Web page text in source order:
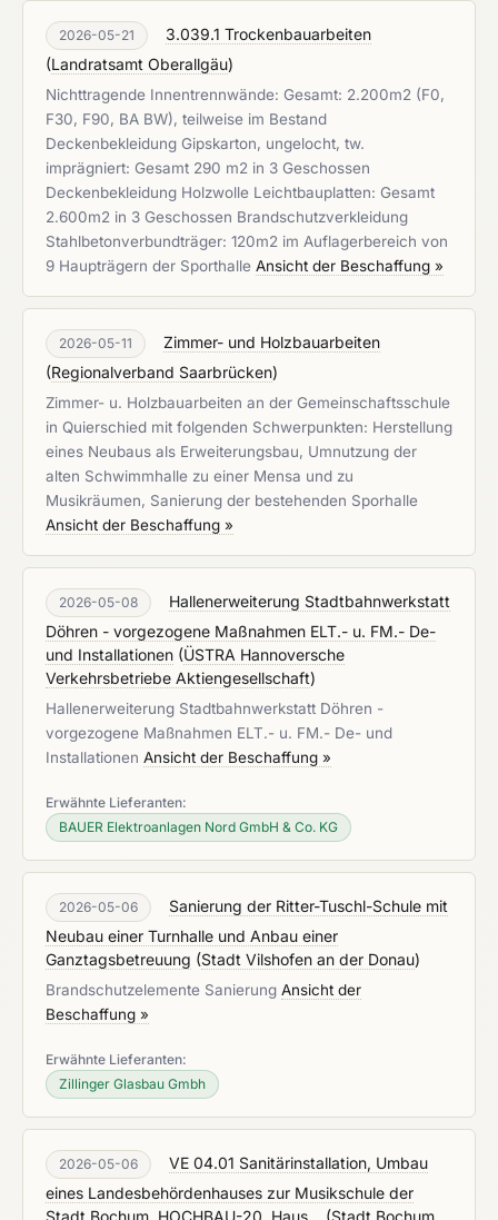
2026-05-21
3.039.1 Trockenbauarbeiten
(Landratsamt Oberallgäu)
Nichttragende Innentrennwände: Gesamt: 2.200m2 (F0,
F30, F90, BA BW), teilweise im Bestand
Deckenbekleidung Gipskarton, ungelocht, tw.
imprägniert: Gesamt 290 m2 in 3 Geschossen
Deckenbekleidung Holzwolle Leichtbauplatten: Gesamt
2.600m2 in 3 Geschossen Brandschutzverkleidung
Stahlbetonverbundträger: 120m2 im Auflagerbereich von
9 Haupträgern der Sporthalle Ansicht der Beschaffung »
2026-05-11
Zimmer- und Holzbauarbeiten
(Regionalverband Saarbrücken)
Zimmer- u. Holzbauarbeiten an der Gemeinschaftsschule
in Quierschied mit folgenden Schwerpunkten: Herstellung
eines Neubaus als Erweiterungsbau, Umnutzung der
alten Schwimmhalle zu einer Mensa und zu
Musikräumen, Sanierung der bestehenden Sporhalle
Ansicht der Beschaffung »
2026-05-08
Hallenerweiterung Stadtbahnwerkstatt
Döhren - vorgezogene Maßnahmen ELT.- u. FM.- De-
und Installationen (ÜSTRA Hannoversche
Verkehrsbetriebe Aktiengesellschaft)
Hallenerweiterung Stadtbahnwerkstatt Döhren -
vorgezogene Maßnahmen ELT.- u. FM.- De- und
Installationen Ansicht der Beschaffung »
Erwähnte Lieferanten:
BAUER Elektroanlagen Nord GmbH & Co. KG
2026-05-06
Sanierung der Ritter-Tuschl-Schule mit
Neubau einer Turnhalle und Anbau einer
Ganztagsbetreuung (Stadt Vilshofen an der Donau)
Brandschutzelemente Sanierung Ansicht der
Beschaffung »
Erwähnte Lieferanten:
Zillinger Glasbau Gmbh
2026-05-06
VE 04.01 Sanitärinstallation, Umbau
eines Landesbehördenhauses zur Musikschule der
Stadt Bochum, HOCHBAU-20, Haus...
(Stadt Bochum,